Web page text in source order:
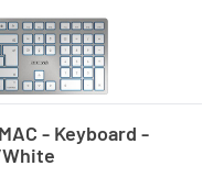
- Keyboard -
White